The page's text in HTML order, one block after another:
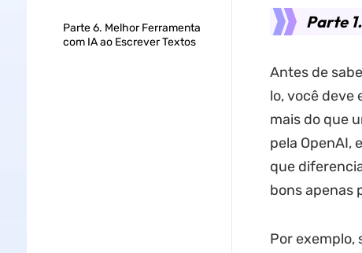
Parte 6. Melhor Ferramenta
com IA ao Escrever Textos
Parte
Antes de
lo, você deve
mais do que
pela OpenAI,
que
bons apenas
Por exemplo,